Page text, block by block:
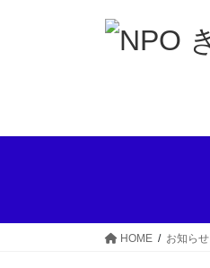
ス
ン
HOME お知らせ